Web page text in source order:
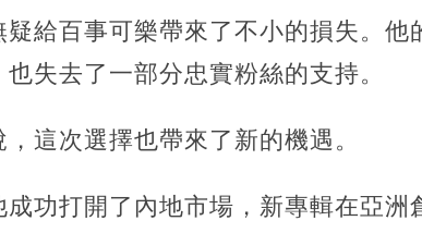
給百事可樂帶來了不小的損失。他
失去了一部分忠實粉絲的支持。
這次選擇也帶來了新的機遇。
功打開了內地市場，新專輯在亞洲